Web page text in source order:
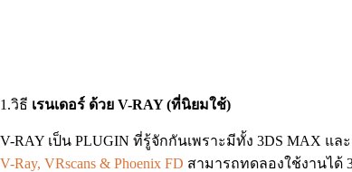
1.วิธี เรนเดอร์ ด้วย V-RAY (ที่นิยมใช้)
V-RAY เป็น PLUGIN ที่รู้จักกันเพราะมีทั้ง 3DS MAX แ
V-Ray, VRscans & Phoenix FD สามารถทดลองใช้งานได้